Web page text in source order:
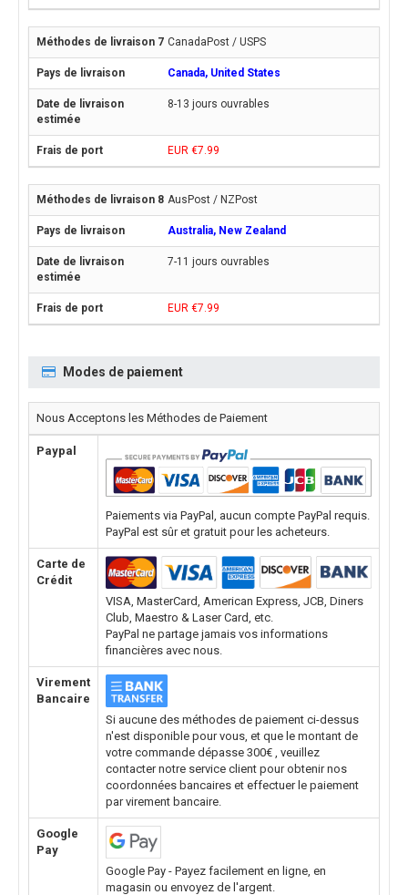
CanadaPost / USPS
Canada, United States
8-13 jours ouvrables
EUR €7.99
AusPost / NZPost
Australia, New Zealand
7-11 jours ouvrables
EUR €7.99
Modes de paiement
Nous Acceptons les Méthodes de Paiement
Paypal
Paiements via PayPal, aucun compte PayPal requis.
PayPal est sûr et gratuit pour les acheteurs.
Carte de
Crédit
VISA, MasterCard, American Express, JCB, Diners
Club, Maestro & Laser Card, etc.
PayPal ne partage jamais vos informations
financières avec nous.
Virement
Bancaire
Si aucune des méthodes de paiement ci-dessus
n'est disponible pour vous, et que le montant de
votre commande dépasse 300€ , veuillez
contacter notre service client pour obtenir nos
coordonnées bancaires et effectuer le paiement
par virement bancaire.
Google
Pay
Google Pay - Payez facilement en ligne, en
magasin ou envoyez de l'argent.